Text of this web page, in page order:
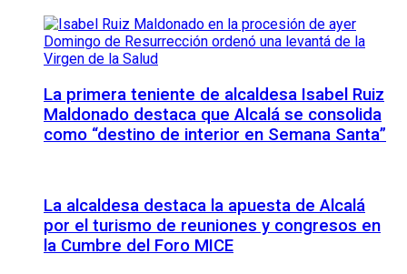
La primera teniente de alcaldesa Isabel Ruiz
Maldonado destaca que Alcalá se consolida
como “destino de interior en Semana Santa”
La alcaldesa destaca la apuesta de Alcalá
por el turismo de reuniones y congresos en
la Cumbre del Foro MICE